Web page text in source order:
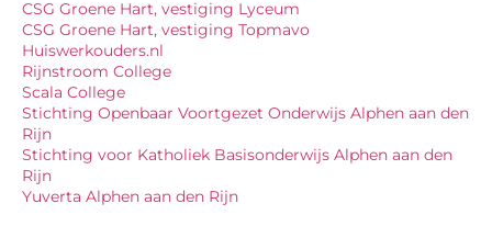
CSG Groene Hart, vestiging Lyceum
CSG Groene Hart, vestiging Topmavo
Huiswerkouders.nl
Rijnstroom College
Scala College
Stichting Openbaar Voortgezet Onderwijs Alphen aan den
Rijn
Stichting voor Katholiek Basisonderwijs Alphen aan den
Rijn
Yuverta Alphen aan den Rijn